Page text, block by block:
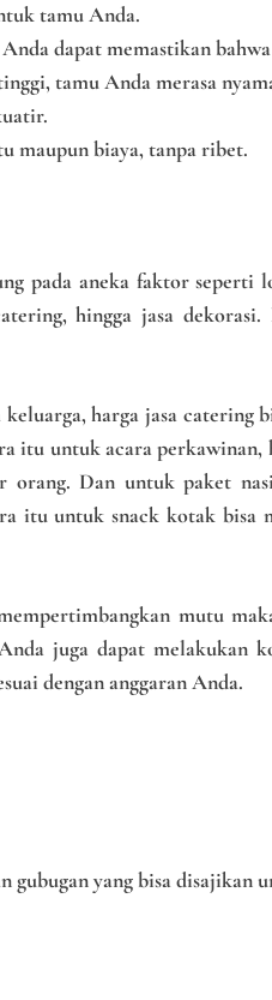
tamu Anda.
dapat memastikan
tamu Anda merasa
maupun biaya, tanpa ribet.
pada aneka faktor seperti
hingga jasa dekorasi.
harga jasa catering
itu untuk acara perkawinan,
orang. Dan untuk paket
itu untuk snack kotak bisa
mutu
juga dapat melakukan
dengan anggaran Anda.
yang bisa disajikan